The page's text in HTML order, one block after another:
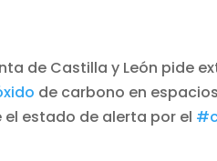
de Castilla y León
de carbono en
estado de alerta por el